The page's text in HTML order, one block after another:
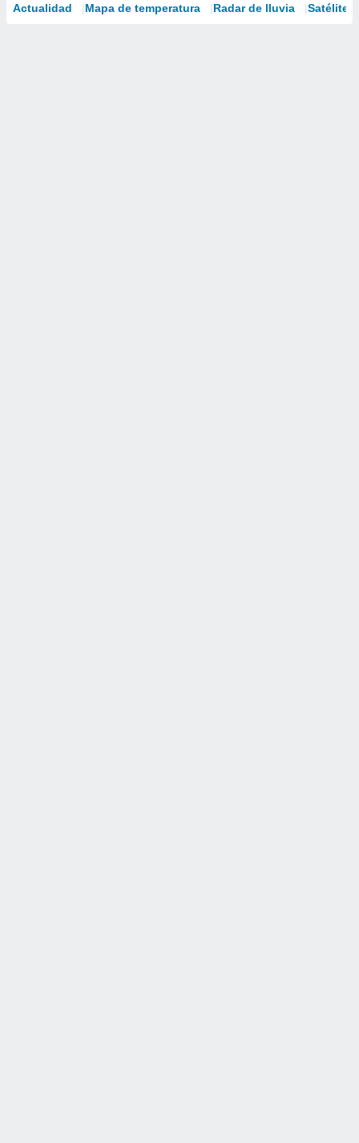
Actualidad Mapa de temperatura Radar de lluvia Satélites